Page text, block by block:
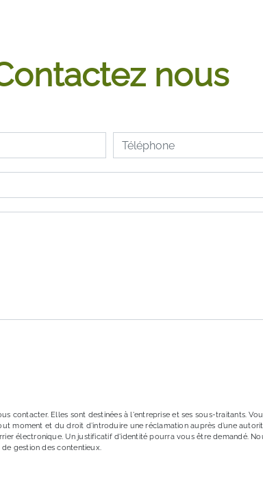
nous
contacter. Elles sont destinées à l'entreprise et ses sous-traitants.
moment et du droit d’introduire une réclamation auprès d’une
électronique. Un justificatif d'identité pourra vous être demandé.
gestion des contentieux.